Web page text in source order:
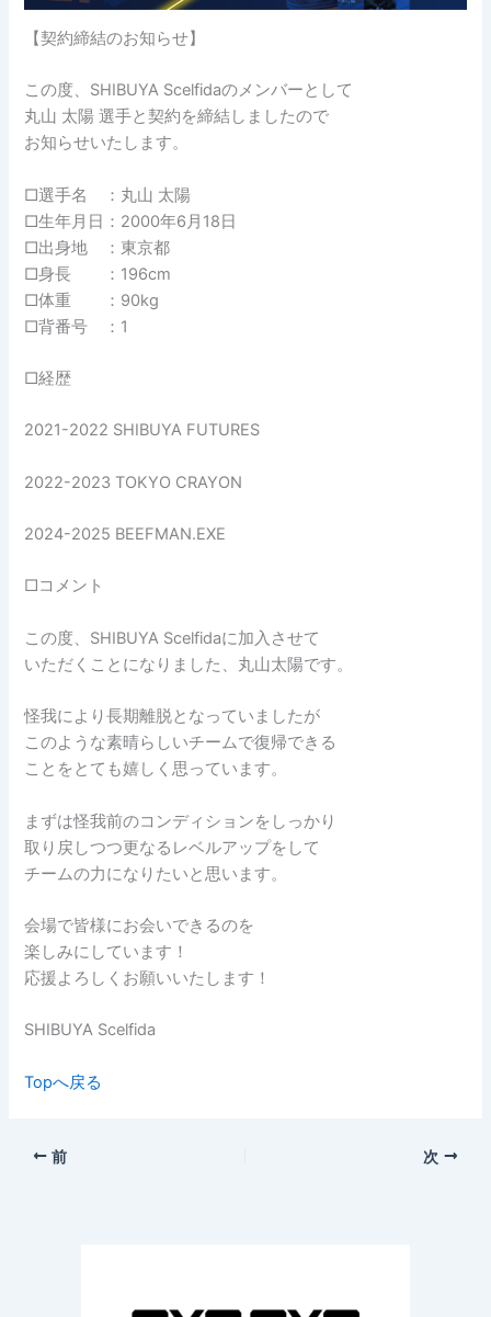
【契約締結のお知らせ】
この度、SHIBUYA Scelfidaのメンバーとして
丸山 太陽 選手と契約を締結しましたので
お知らせいたします。
□選手名 ：丸山 太陽
□生年月日：2000年6月18日
□出身地 ：東京都
□身長 ：196cm
□体重 ：90kg
□背番号 ：1
□経歴
2021-2022 SHIBUYA FUTURES
2022-2023 TOKYO CRAYON
2024-2025 BEEFMAN.EXE
□コメント
この度、SHIBUYA Scelfidaに加入させて
いただくことになりました、丸山太陽です。
怪我により長期離脱となっていましたが
このような素晴らしいチームで復帰できる
ことをとても嬉しく思っています。
まずは怪我前のコンディションをしっかり
取り戻しつつ更なるレベルアップをして
チームの力になりたいと思います。
会場で皆様にお会いできるのを
楽しみにしています！
応援よろしくお願いいたします！
SHIBUYA Scelfida
Topへ戻る
前 次